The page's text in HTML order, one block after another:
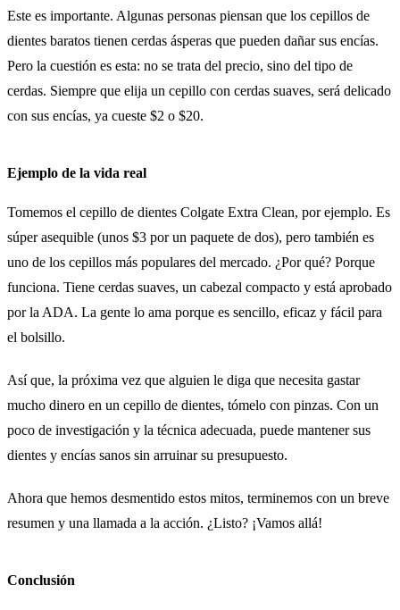
Este es importante. Algunas personas piensan que los cepillos de
dientes baratos tienen cerdas ásperas que pueden dañar sus encías.
Pero la cuestión es esta: no se trata del precio, sino del tipo de
cerdas. Siempre que elija un cepillo con cerdas suaves, será delicado
con sus encías, ya cueste $2 o $20.
Ejemplo de la vida real
Tomemos el cepillo de dientes Colgate Extra Clean, por ejemplo. Es
súper asequible (unos $3 por un paquete de dos), pero también es
uno de los cepillos más populares del mercado. ¿Por qué? Porque
funciona. Tiene cerdas suaves, un cabezal compacto y está aprobado
por la ADA. La gente lo ama porque es sencillo, eficaz y fácil para
el bolsillo.
Así que, la próxima vez que alguien le diga que necesita gastar
mucho dinero en un cepillo de dientes, tómelo con pinzas. Con un
poco de investigación y la técnica adecuada, puede mantener sus
dientes y encías sanos sin arruinar su presupuesto.
Ahora que hemos desmentido estos mitos, terminemos con un breve
resumen y una llamada a la acción. ¿Listo? ¡Vamos allá!
Conclusión